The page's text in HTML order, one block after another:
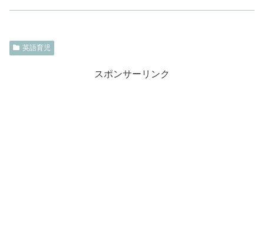
英語育児
スポンサーリンク